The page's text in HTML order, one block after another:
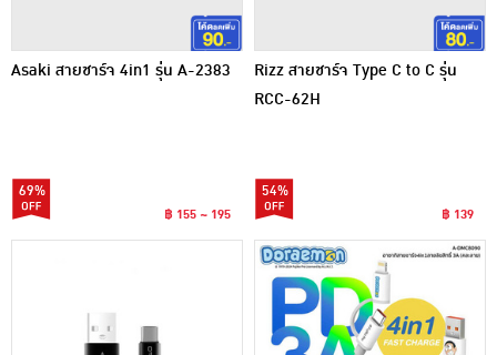
Asaki สายชาร์จ 4in1 รุ่น A-2383
69%
฿ 155 ~ 195
Rizz สายชาร์จ Type C to C รุ่น
RCC-62H
54%
฿ 139